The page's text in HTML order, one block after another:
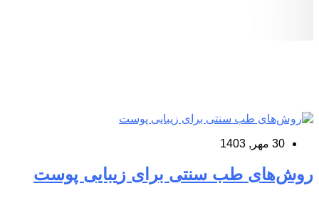
30 مهر, 1403
روش‌های طب سنتی برای زیبایی پوست